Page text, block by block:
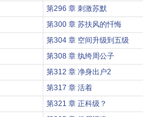
第296 章 刺激苏默
第300 章 苏扶风的忏悔
第304 章 空间升级到五级
第308 章 纨绔周公子
第312 章 净身出户2
第317 章 活着
第321 章 正科级？